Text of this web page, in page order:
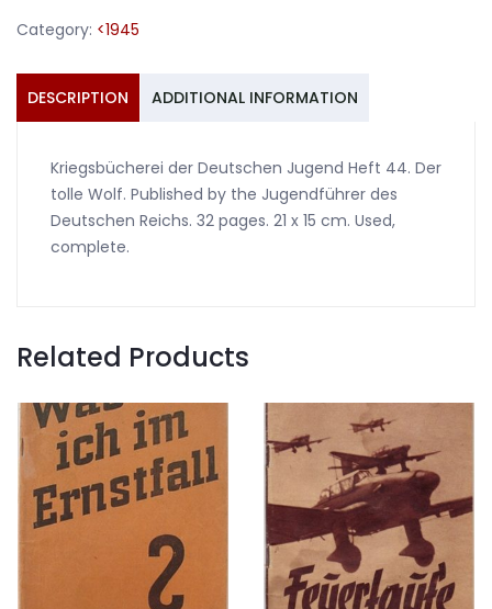
Category: <1945
DESCRIPTION ADDITIONAL INFORMATION
Kriegsbücherei der Deutschen Jugend Heft 44. Der
tolle Wolf. Published by the Jugendführer des
Deutschen Reichs. 32 pages. 21 x 15 cm. Used,
complete.
Related Products